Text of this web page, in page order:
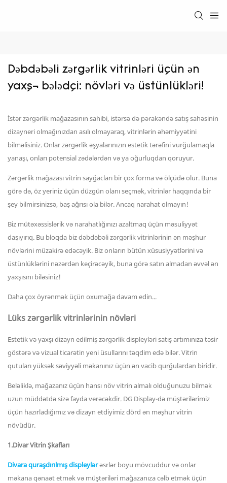
Dəbdəbəli zərgərlik vitrinləri üçün ən
yaxşı bələdçi: növləri və üstünlükləri!
İstər zərgərlik mağazasının sahibi, istərsə də pərakəndə satış sahəsinin
dizayneri olmağınızdan asılı olmayaraq, vitrinlərin əhəmiyyətini
bilməlisiniz. Onlar zərgərlik əşyalarınızın estetik tərəfini vurğulamaqla
yanaşı, onları potensial zədələrdən və ya oğurluqdan qoruyur.
Zərgərlik mağazası vitrin sayğacları bir çox forma və ölçüdə olur. Buna
görə də, öz yeriniz üçün düzgün olanı seçmək, vitrinlər haqqında bir
şey bilmirsinizsə, baş ağrısı ola bilər. Ancaq narahat olmayın!
Biz mütəxəssislərik və narahatlığınızı azaltmaq üçün məsuliyyət
daşıyırıq. Bu bloqda biz dəbdəbəli zərgərlik vitrinlərinin ən məşhur
növlərini müzakirə edəcəyik. Biz onların bütün xüsusiyyətlərini və
üstünlüklərini nəzərdən keçirəcəyik, buna görə satın almadan əvvəl ən
yaxşısını biləsiniz!
Daha çox öyrənmək üçün oxumağa davam edin...
Lüks zərgərlik vitrinlərinin növləri
Estetik və yaxşı dizayn edilmiş zərgərlik displeyləri satış artımınıza təsir
göstərə və vizual ticarətin yeni üsullarını təqdim edə bilər. Vitrin
qutuları yüksək səviyyəli məkanınız üçün ən vacib qurğulardan biridir.
Beləliklə, mağazanız üçün hansı növ vitrin almalı olduğunuzu bilmək
uzun müddətdə sizə fayda verəcəkdir. DG Display-də müştərilərimiz
üçün hazırladığımız və dizayn etdiyimiz dörd ən məşhur vitrin
növüdür.
1.Divar Vitrin Şkafları
Divara quraşdırılmış displeylərəsrlər boyu mövcuddur və onlar
məkana qənaət etmək və müştəriləri mağazanıza cəlb etmək üçün